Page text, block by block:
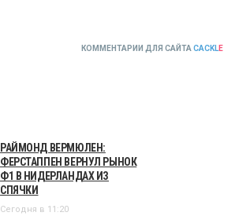
КОММЕНТАРИИ ДЛЯ САЙТА CACKLE
РАЙМОНД ВЕРМЮЛЕН:
ФЕРСТАППЕН ВЕРНУЛ РЫНОК
Ф1 В НИДЕРЛАНДАХ ИЗ
СПЯЧКИ
Сегодня в 11:20